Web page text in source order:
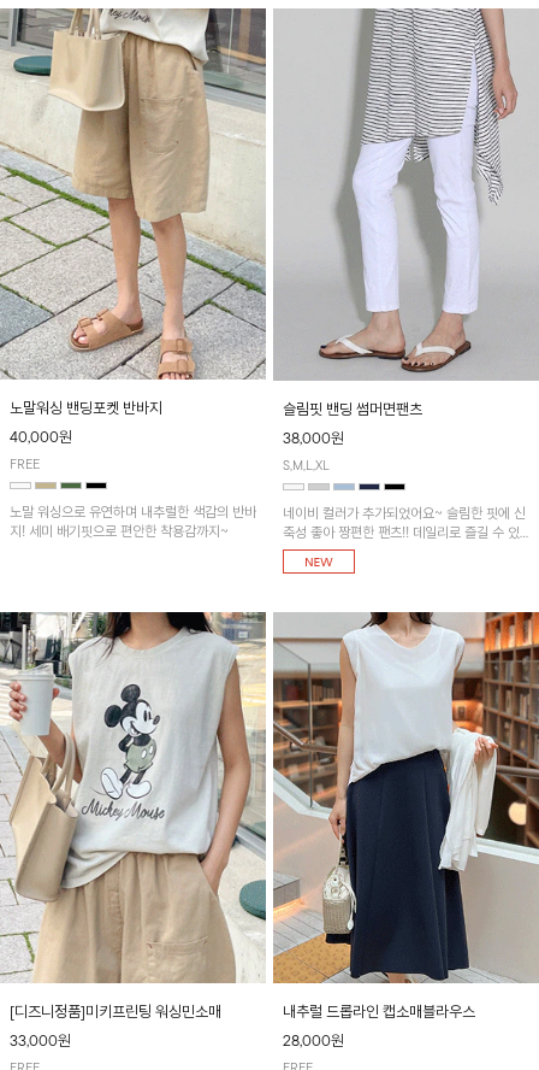
노말워싱 밴딩포켓 반바지
40,000원
FREE
노말 워싱으로 유연하며 내추럴한 색감의 반바
지! 세미 배기핏으로 편안한 착용감까지~
슬림핏 밴딩 썸머면팬츠
38,000원
S,M,L,XL
네이비 컬러가 추가되었어요~ 슬림한 핏에 신
축성 좋아 짱편한 팬츠!! 데일리로 즐길 수 있
는 기본 컬러들로 준비했어요~
[디즈니정품]미키프린팅 워싱민소매
33,000원
내추럴 드롭라인 캡소매블라우스
28,000원